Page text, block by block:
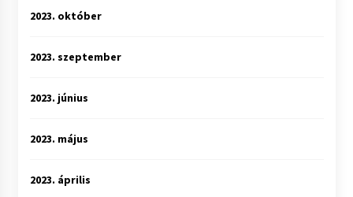
2023. október
2023. szeptember
2023. június
2023. május
2023. április